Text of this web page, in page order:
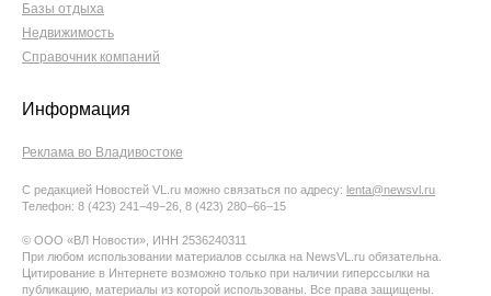
Базы отдыха
Недвижимость
Справочник компаний
Информация
Реклама во Владивостоке
С редакцией Новостей VL.ru можно связаться по адресу: lenta@newsvl.ru
Телефон: 8 (423) 241−49−26, 8 (423) 280−66−15
© ООО «ВЛ Новости», ИНН 2536240311
При любом использовании материалов ссылка на NewsVL.ru обязательна.
Цитирование в Интернете возможно только при наличии гиперссылки на
публикацию, материалы из которой использованы. Все права защищены.